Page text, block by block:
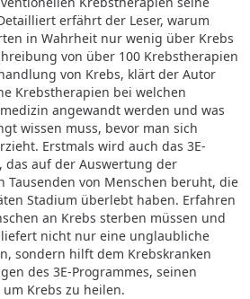
erfährt der Leser, warum
in Wahrheit nur wenig über Krebs
von über 100 Krebstherapien
von Krebs, klärt der Autor
Krebstherapien bei welchen
angewandt werden und was
wissen muss, bevor man sich
Erstmals wird auch das 3E-
das auf der Auswertung der
Tausenden von Menschen beruht, die
Stadium überlebt haben. Erfahren
an Krebs sterben müssen und
nicht nur eine unglaubliche
sondern hilft dem Krebskranken
des 3E-Programmes, seinen
Krebs zu heilen.